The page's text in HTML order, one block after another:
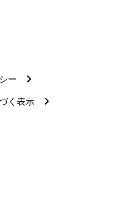
ー
く表示